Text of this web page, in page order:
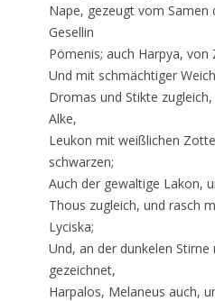
Nape, gezeugt vom Samen
Gesellin
Pömenis; auch Harpya,
Und mit schmächtiger
Dromas und Stikte
Alke,
Leukon mit weißlichen
schwarzen;
Auch der gewaltige Lakon,
Thous zugleich, und rasch
Lyciska;
Und, an der dunkelen
gezeichnet,
Harpalos, Melaneus auch,